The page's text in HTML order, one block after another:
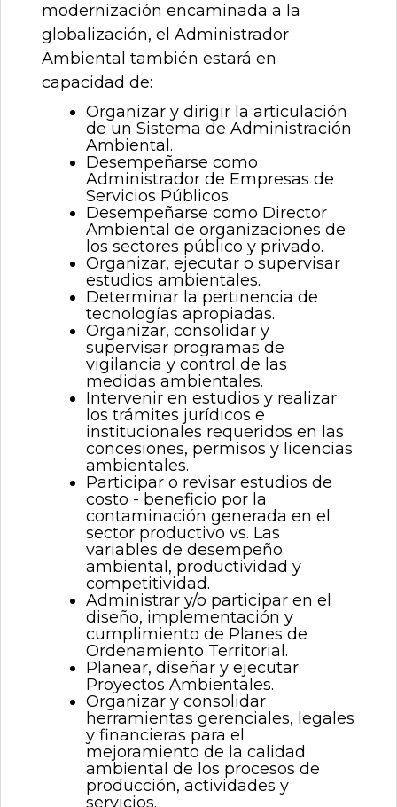
modernización encaminada a la
globalización, el Administrador
Ambiental también estará en
capacidad de:
Organizar y dirigir la articulación
de un Sistema de Administración
Ambiental.
Desempeñarse como
Administrador de Empresas de
Servicios Públicos.
Desempeñarse como Director
Ambiental de organizaciones de
los sectores público y privado.
Organizar, ejecutar o supervisar
estudios ambientales.
Determinar la pertinencia de
tecnologías apropiadas.
Organizar, consolidar y
supervisar programas de
vigilancia y control de las
medidas ambientales.
Intervenir en estudios y realizar
los trámites jurídicos e
institucionales requeridos en las
concesiones, permisos y licencias
ambientales.
Participar o revisar estudios de
costo - beneficio por la
contaminación generada en el
sector productivo vs. Las
variables de desempeño
ambiental, productividad y
competitividad.
Administrar y/o participar en el
diseño, implementación y
cumplimiento de Planes de
Ordenamiento Territorial.
Planear, diseñar y ejecutar
Proyectos Ambientales.
Organizar y consolidar
herramientas gerenciales, legales
y financieras para el
mejoramiento de la calidad
ambiental de los procesos de
producción, actividades y
servicios.